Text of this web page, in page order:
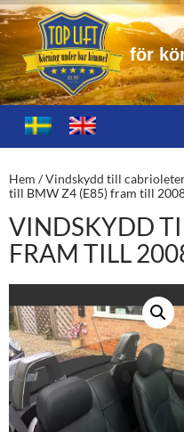
kö
Toplift.se – för körning
HOPPA
TILL
Hem /Vindskydd till
till BMW Z4 (E85) fram till
VINDSKYDD
FRAM TILL